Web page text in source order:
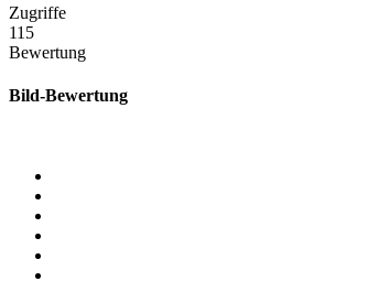
Zugriffe
115
Bewertung
Bild-Bewertung